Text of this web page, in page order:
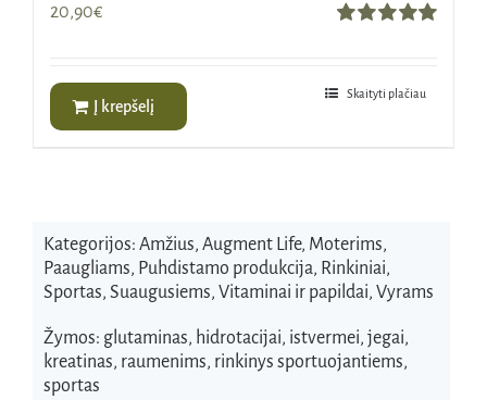
20,90€
Į krepšelį
Skaityti plačiau
Kategorijos: Amžius, Augment Life, Moterims,
Paaugliams, Puhdistamo produkcija, Rinkiniai,
Sportas, Suaugusiems, Vitaminai ir papildai, Vyrams
Žymos: glutaminas, hidrotacijai, istvermei, jegai,
kreatinas, raumenims, rinkinys sportuojantiems,
sportas